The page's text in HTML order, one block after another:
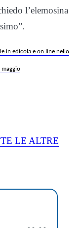
l’elemosina
in edicola e on line nello
LE ALTRE